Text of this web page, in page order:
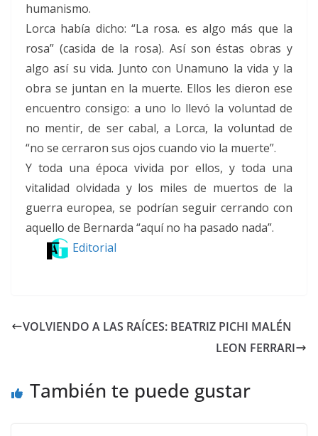
humanismo.
Lorca había dicho: “La rosa. es algo más que la
rosa” (casida de la rosa). Así son éstas obras y
algo así su vida. Junto con Unamuno la vida y la
obra se juntan en la muerte. Ellos les dieron ese
encuentro consigo: a uno lo llevó la voluntad de
no mentir, de ser cabal, a Lorca, la voluntad de
“no se cerraron sus ojos cuando vio la muerte”.
Y toda una época vivida por ellos, y toda una
vitalidad olvidada y los miles de muertos de la
guerra europea, se podrían seguir cerrando con
aquello de Bernarda “aquí no ha pasado nada”.
Editorial
VOLVIENDO A LAS RAÍCES: BEATRIZ PICHI MALÉN
LEON FERRARI
También te puede gustar